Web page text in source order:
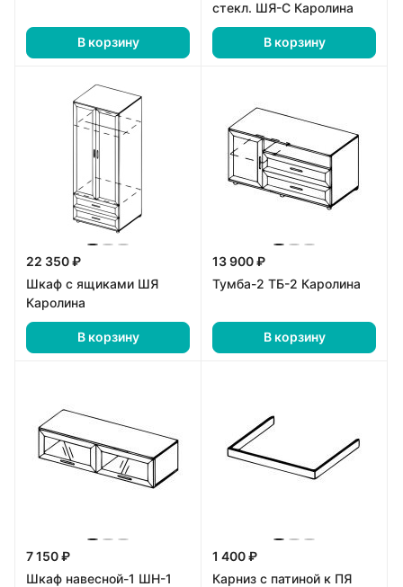
В корзину
стекл. ШЯ-С Каролина
В корзину
22 350 ₽
Шкаф с ящиками ШЯ
Каролина
В корзину
13 900 ₽
Тумба-2 ТБ-2 Каролина
В корзину
7 150 ₽
Шкаф навесной-1 ШН-1
1 400 ₽
Карниз с патиной к ПЯ